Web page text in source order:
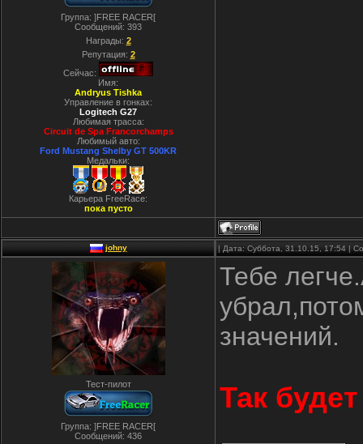
Группа: ]FREE RACER[
Сообщений: 393
Награды: 2
Репутация: 2
Сейчас:
Имя:
Andryus Tishka
Управление в гонках:
Logitech G27
Любимая трасса:
Cirсuit de Spa Francorchamps
Любимый авто:
Ford Mustang Shelby GT 500KR
Медальки:
Карьера FreeRace:
пока пусто
johny | Дата: Суббота, 31.10.15, 17:54 |
Тест-пилот
Группа: ]FREE RACER[
Сообщений: 436
Тебе
значений.
Так